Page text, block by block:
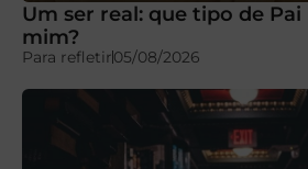
Um ser real: que tipo de Pai
mim?
Para refletir05/08/2026